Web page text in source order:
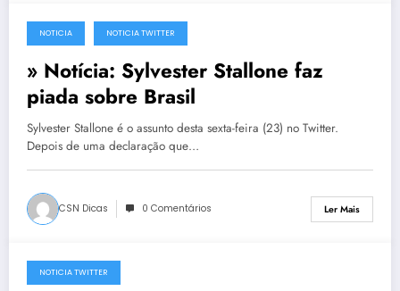
23 de Julho, 2010
NOTICIA NOTICIA TWITTER
» Notícia: Sylvester Stallone faz
piada sobre Brasil
Sylvester Stallone é o assunto desta sexta-feira (23) no Twitter.
Depois de uma declaração que…
CSN Dicas 0 Comentários Ler Mais
25 de Junho, 2010
NOTICIA TWITTER